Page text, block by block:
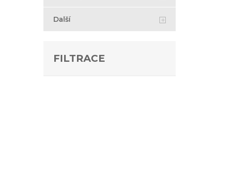
Další
FILTRACE